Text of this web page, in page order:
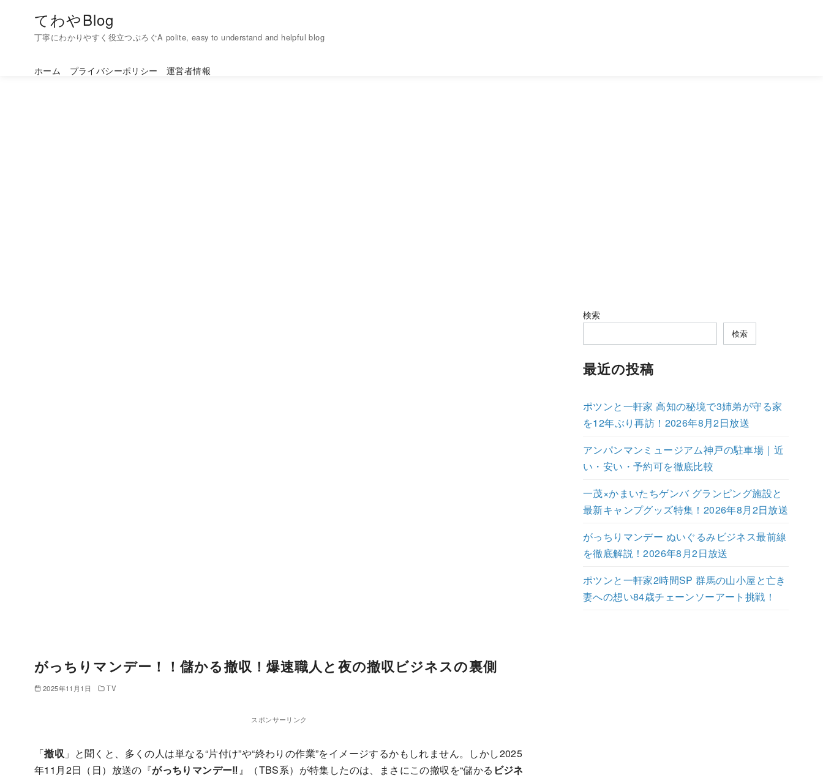
てわやBlog
丁寧にわかりやすく役立つぶろぐA polite, easy to understand and helpful blog
ホーム プライバシーポリシー 運営者情報
がっちりマンデー！！儲かる撤収！爆速職人と夜の撤収ビジネスの裏側
2025年11月1日 TV
スポンサーリンク
「撤収 」と聞くと、多くの人は単なる“片付け”や“終わりの作業”をイメージするかもしれません。しかし2025
年11月2日（日）放送の『がっちりマンデー‼』（TBS系）が特集したのは、まさにこの撤収を“儲かる ビジネ
検索
検索
最近の投稿
ポツンと一軒家 高知の秘境で3姉弟が守る家
を12年ぶり再訪！2026年8月2日放送
アンパンマンミュージアム神戸の駐車場｜近
い・安い・予約可を徹底比較
一茂×かまいたちゲンバ グランピング施設と
最新キャンプグッズ特集！2026年8月2日放送
がっちりマンデー ぬいぐるみビジネス最前線
を徹底解説！2026年8月2日放送
ポツンと一軒家2時間SP 群馬の山小屋と亡き
妻への想い84歳チェーンソーアート挑戦！